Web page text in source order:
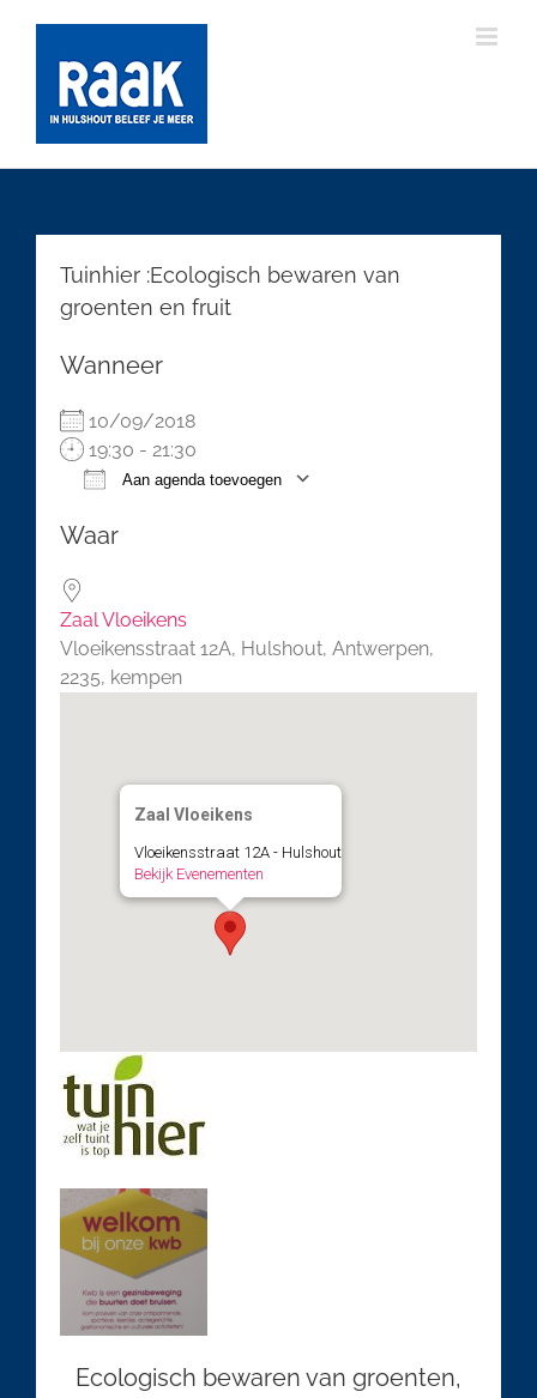
inhoud
Tuinhier :Ecologisch bewaren van
groenten en fruit
Wanneer
10/09/2018
19:30 - 21:30
Aan agenda toevoegen
Waar
Zaal Vloeikens
Vloeikensstraat 12A, Hulshout, Antwerpen,
2235, kempen
Zaal Vloeikens
Vloeikensstraat 12A - Hulshout
Bekijk Evenementen
Ecologisch bewaren van groenten,